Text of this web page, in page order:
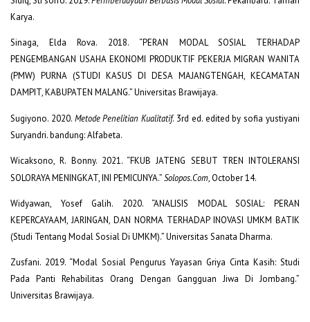
Karya.
Sinaga, Elda Rova. 2018. “PERAN MODAL SOSIAL TERHADAP
PENGEMBANGAN USAHA EKONOMI PRODUKTIF PEKERJA MIGRAN WANITA
(PMW) PURNA (STUDI KASUS DI DESA MAJANGTENGAH, KECAMATAN
DAMPIT, KABUPATEN MALANG.” Universitas Brawijaya.
Sugiyono. 2020. Metode Penelitian Kualitatif. 3rd ed. edited by sofia yustiyani
Suryandri. bandung: Alfabeta.
Wicaksono, R. Bonny. 2021. “FKUB JATENG SEBUT TREN INTOLERANSI
SOLORAYA MENINGKAT, INI PEMICUNYA.”Solopos.Com, October 14.
Widyawan, Yosef Galih. 2020. “ANALISIS MODAL SOSIAL: PERAN
KEPERCAYAAM, JARINGAN, DAN NORMA TERHADAP INOVASI UMKM BATIK
(Studi Tentang Modal Sosial Di UMKM).” Universitas Sanata Dharma.
Zusfani. 2019. “Modal Sosial Pengurus Yayasan Griya Cinta Kasih: Studi
Pada Panti Rehabilitas Orang Dengan Gangguan Jiwa Di Jombang.”
Universitas Brawijaya.